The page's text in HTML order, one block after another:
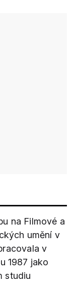
na Filmové a
umění v
v
1987 jako
studiu